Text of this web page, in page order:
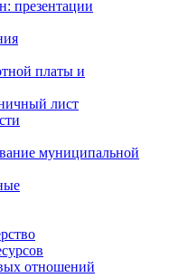
презентации
платы и
лист
муниципальной
отношений